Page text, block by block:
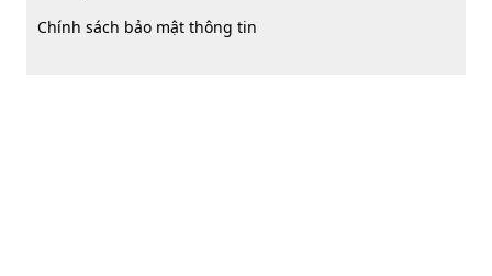
Chính sách bảo mật thông tin